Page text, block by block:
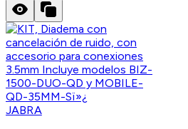
JABRA